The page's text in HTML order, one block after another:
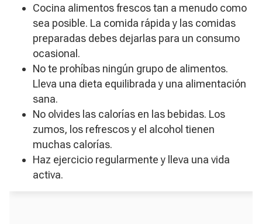
Cocina alimentos frescos tan a menudo como
sea posible. La comida rápida y las comidas
preparadas debes dejarlas para un consumo
ocasional.
No te prohíbas ningún grupo de alimentos.
Lleva una dieta equilibrada y una alimentación
sana.
No olvides las calorías en las bebidas. Los
zumos, los refrescos y el alcohol tienen
muchas calorías.
Haz ejercicio regularmente y lleva una vida
activa.